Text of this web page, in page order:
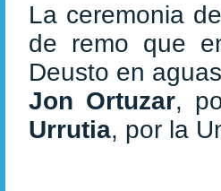
La ceremonia
de remo que
Deusto en
Jon Ortuzar,
Urrutia, por la